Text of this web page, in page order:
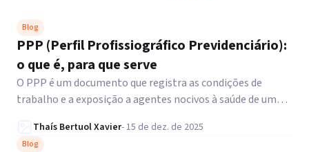
Blog
PPP (Perfil Profissiográfico Previdenciário):
o que é, para que serve
O PPP é um documento que registra as condições de
trabalho e a exposição a agentes nocivos à saúde de um
Thaís Bertuol Xavier-15 de dez. de 2025
Blog